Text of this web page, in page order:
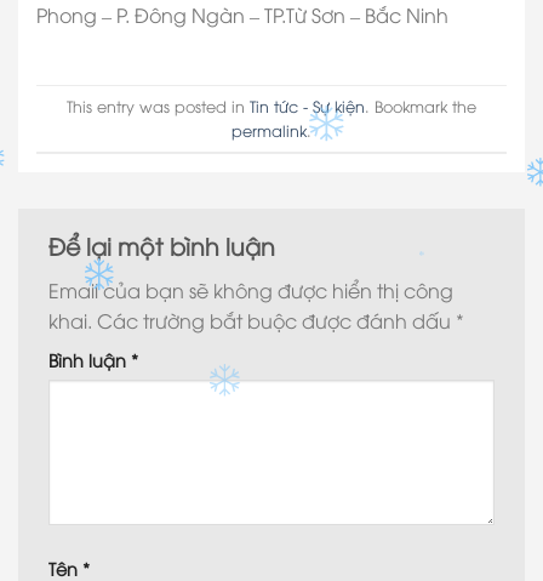
Phong – P. Đông Ngàn – TP.Từ Sơn – Bắc Ninh
This entry was posted in Tin tức - Sự kiện. Bookmark the
permalink.
Để lại một bình luận
Email của bạn sẽ không được hiển thị công
khai. Các trường bắt buộc được đánh dấu *
Bình luận *
Tên *